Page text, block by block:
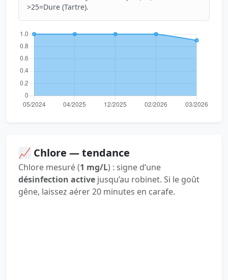
>25=Dure (Tartre).
📈 Chlore — tendance
Chlore mesuré (1 mg/L) : signe d’une
désinfection active jusqu’au robinet. Si le goût
gêne, laissez aérer 20 minutes en carafe.